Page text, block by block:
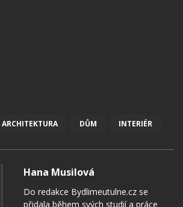
ARCHITEKTURA DŮM INTERIÉR
Hana Musilová
Do redakce Bydlimeutulne.cz se
přidala během svých studií a práce